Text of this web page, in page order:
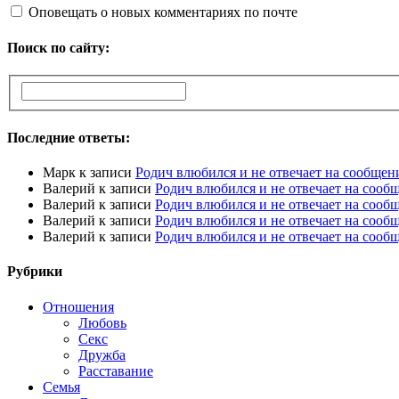
Оповещать о новых комментариях по почте
Поиск по сайту:
Последние ответы:
Марк к записи Родич влюбился и не отвечает на
Валерий к записи Родич влюбился и не отвечает на
Валерий к записи Родич влюбился и не отвечает на
Валерий к записи Родич влюбился и не отвечает на
Валерий к записи Родич влюбился и не отвечает на
Рубрики
Отношения
Любовь
Секс
Дружба
Расставание
Семья